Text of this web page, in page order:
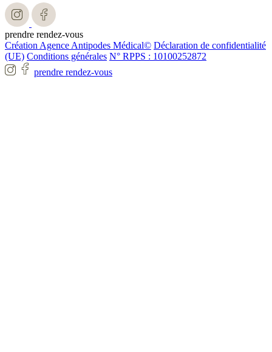
prendre rendez-vous
Création Agence Antipodes Médical© Déclaration de confidentialité
(UE) Conditions générales N° RPPS : 10100252872
prendre rendez-vous